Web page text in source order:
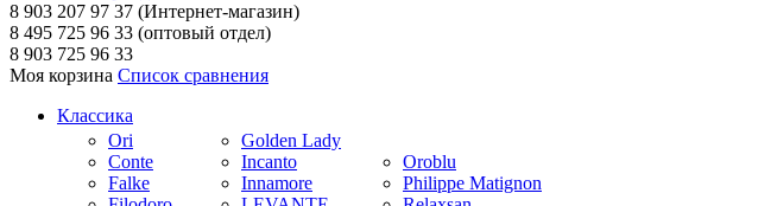
8 903 207 97 37 (Интернет-магазин)
8 495 725 96 33 (оптовый отдел)
8 903 725 96 33
Моя корзина Список сравнения
Классика
Ori
Conte
Falke
Golden Lady
Incanto
Innamore
Oroblu
Philippe Matignon